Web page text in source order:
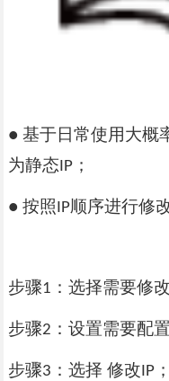
● 基于日常使用大概
为静态 IP；
● 按照 IP顺序进行修
步骤1 ：选择需要修改
步骤2 ：设置需要配置
步骤3 ：选择 修改 IP